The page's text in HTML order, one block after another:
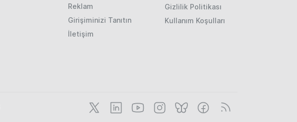
Reklam
Girişiminizi Tanıtın
İletişim
Gizlilik Politikası
Kullanım Koşulları